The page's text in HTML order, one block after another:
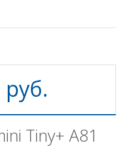
Tiny+ A81